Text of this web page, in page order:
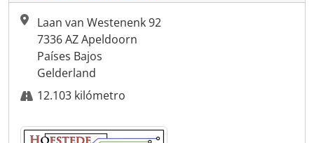
Laan van Westenenk 92
7336 AZ Apeldoorn
Países Bajos
Gelderland
12.103 kilómetro